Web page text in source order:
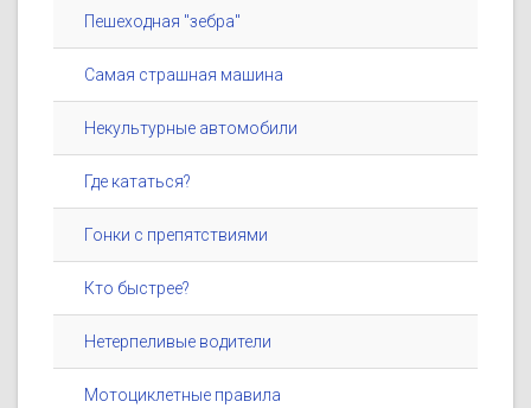
Пешеходная "зебра"
Самая страшная машина
Некультурные автомобили
Где кататься?
Гонки с препятствиями
Кто быстрее?
Нетерпеливые водители
Мотоциклетные правила